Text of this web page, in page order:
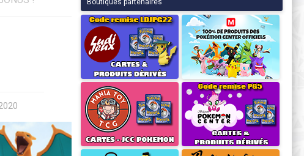
Boutiques partenaires